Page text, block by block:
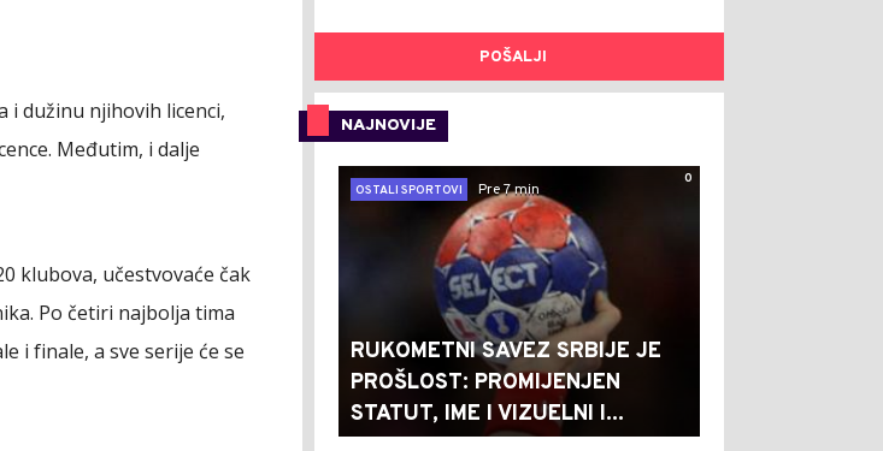
i dužinu njihovih licenci,
Međutim, i dalje
klubova, učestvovaće čak
Po četiri najbolja tima
i finale, a sve serije će se
POŠALJI
NAJNOVIJE
0
OSTALI SPORTOVI
Pre 7 min
RUKOMETNI SAVEZ SRBIJE JE
PROŠLOST: PROMIJENJEN
STATUT, IME I VIZUELNI I...